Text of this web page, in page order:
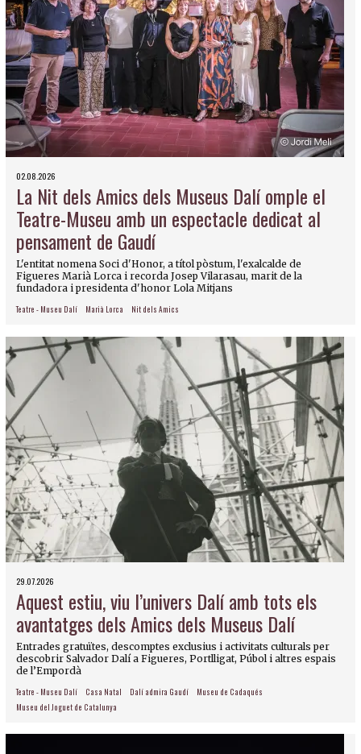
02.08.2026
La Nit dels Amics dels Museus Dalí omple el
Teatre-Museu amb un espectacle dedicat al
pensament de Gaudí
L'entitat nomena Soci d'Honor, a títol pòstum, l'exalcalde de
Figueres Marià Lorca i recorda Josep Vilarasau, marit de la
fundadora i presidenta d'honor Lola Mitjans
Teatre - Museu Dalí Marià Lorca Nit dels Amics
29.07.2026
Aquest estiu, viu l’univers Dalí amb tots els
avantatges dels Amics dels Museus Dalí
Entrades gratuïtes, descomptes exclusius i activitats culturals per
descobrir Salvador Dalí a Figueres, Portlligat, Púbol i altres espais
de l’Empordà
Teatre - Museu Dalí Casa Natal Dalí admira Gaudí
Museu de Cadaqués
Museu del Joguet de Catalunya